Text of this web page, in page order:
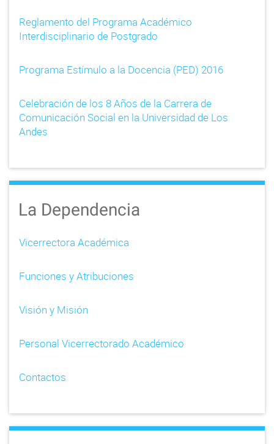
g
a
o
n
Reglamento del Programa Académico
Interdisciplinario de Postgrado
Programa Estímulo a la Docencia (PED) 2016
Celebración de los 8 Años de la Carrera de
Comunicación Social en la Universidad de Los
Andes
La Dependencia
Vicerrectora Académica
Funciones y Atribuciones
Visión y Misión
Personal Vicerrectorado Académico
Contactos